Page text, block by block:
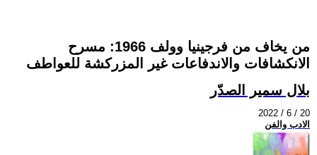
من يخاف من فرجينيا وولف 1966: مسرح
الانكشافات والاندفاعات غير المزركشة للعواطف
بلال سمير الصدّر
2022 / 6 / 20
الادب والفن